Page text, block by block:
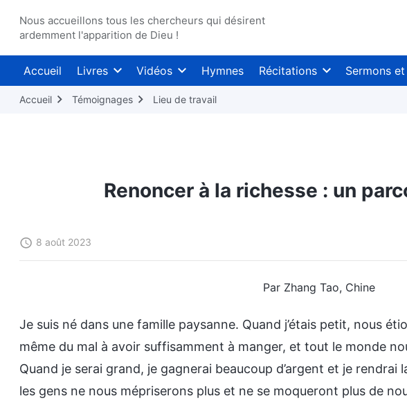
Nous accueillons tous les chercheurs qui désirent
ardemment l'apparition de Dieu !
Accueil Livres Vidéos Hymnes Récitations Sermons
Accueil Témoignages Lieu de travail
Renoncer à la richesse : un
8 août 2023
Par Zhang Tao, Chine
Je suis né dans une famille paysanne. Quand j’étais petit, nous
même du mal à avoir suffisamment à manger, et tout le monde
Quand je serai grand, je gagnerai beaucoup d’argent et je rendrai
les gens ne nous mépriserons plus et ne se moqueront plus de